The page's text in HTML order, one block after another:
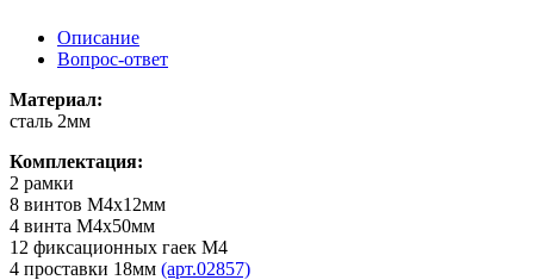
Описание
Вопрос-ответ
Материал:
сталь 2мм
Комплектация:
2 рамки
8 винтов М4х12мм
4 винта М4х50мм
12 фиксационных гаек М4
4 проставки 18мм (арт.02857)